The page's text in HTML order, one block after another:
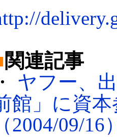
関連記事
・ ヤフー、
館」に資本
（2004/09/16